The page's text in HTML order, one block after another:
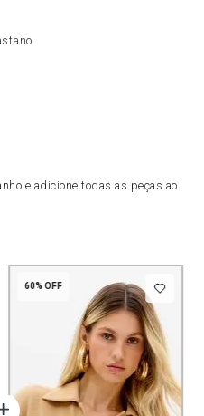
e adicione todas as peças ao
60%OFF